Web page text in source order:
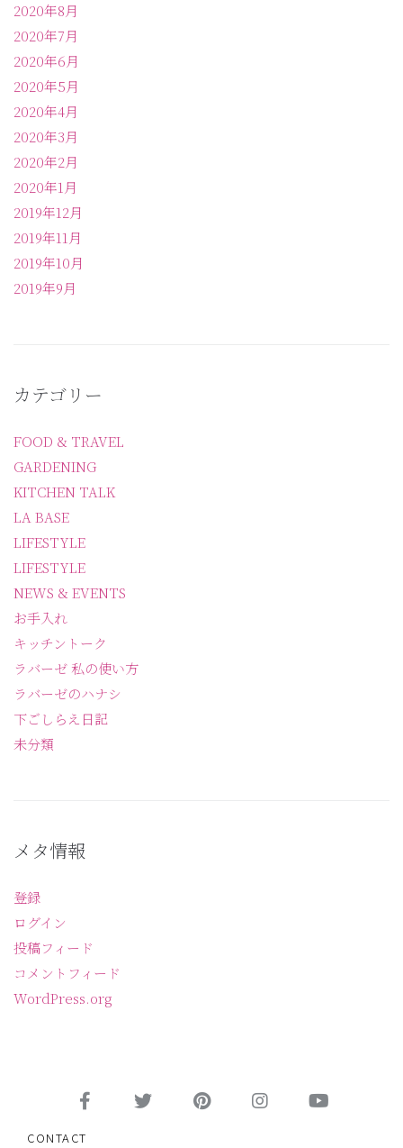
2020年8月
2020年7月
2020年6月
2020年5月
2020年4月
2020年3月
2020年2月
2020年1月
2019年12月
2019年11月
2019年10月
2019年9月
カテゴリー
FOOD & TRAVEL
GARDENING
KITCHEN TALK
LA BASE
LIFESTYLE
LIFESTYLE
NEWS & EVENTS
お手入れ
キッチントーク
ラバーゼ 私の使い方
ラバーゼのハナシ
下ごしらえ日記
未分類
メタ情報
登録
ログイン
投稿フィード
コメントフィード
WordPress.org
CONTACT